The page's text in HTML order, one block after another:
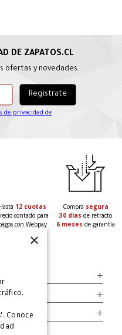
ofertas y novedades.
de privacidad de
12 cuotas
contado para
con Webpay
Compra segura
30 días de retracto
6 meses de garantía
+
+
+
×
Conoce